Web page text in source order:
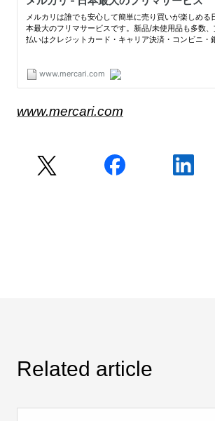
www.mercari.com
Related article